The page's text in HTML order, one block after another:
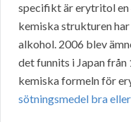
specifikt är erytritol
kemiska strukturen
alkohol. 2006 blev
det funnits i Japan från
kemiska formeln för
sötningsmedel bra